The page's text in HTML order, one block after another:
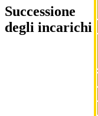
Successione
degli incarichi